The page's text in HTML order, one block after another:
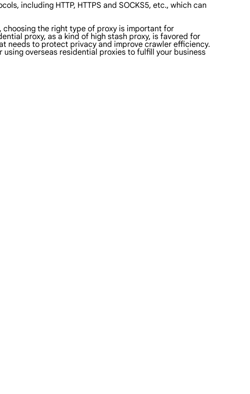
including HTTP, HTTPS and SOCKS5, etc., which can
choosing the right type of proxy is important for
proxy, as a kind of high stash proxy, is favored for
needs to protect privacy and improve crawler efficiency.
overseas residential proxies to fulfill your business